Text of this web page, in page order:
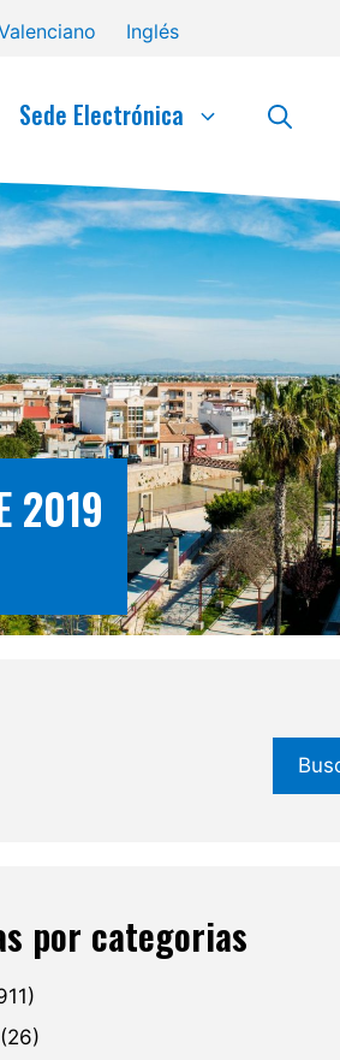
Inglés
Sede Electrónica
2019
por categorias
(26)